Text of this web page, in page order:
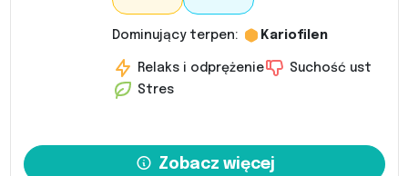
Dominujący terpen: Kariofilen
Relaks i odprężenie
Suchość ust
Stres
Zobacz więcej